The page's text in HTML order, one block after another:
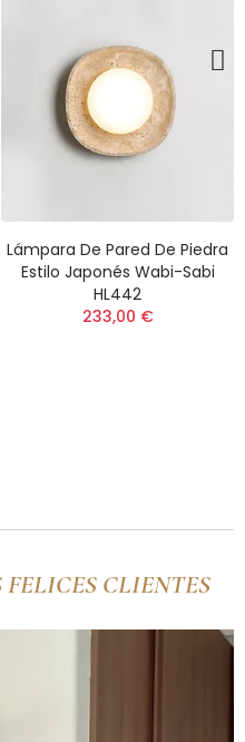
Lámpara De Pared De Piedra
Estilo Japonés Wabi-Sabi
HL442
233,00 €
(12)
(9)
CLIENTES